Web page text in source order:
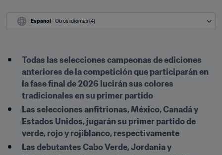
Español - Otros idiomas (4)
Todas las selecciones campeonas de ediciones
anteriores de la competición que participarán en
la fase final de 2026 lucirán sus colores
tradicionales en su primer partido
Las selecciones anfitrionas, México, Canadá y
Estados Unidos, jugarán su primer partido de
verde, rojo y rojiblanco, respectivamente
Las debutantes Cabo Verde, Jordania y